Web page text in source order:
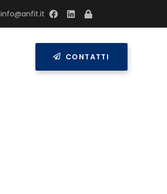
info@anfit.it
CONTATTI